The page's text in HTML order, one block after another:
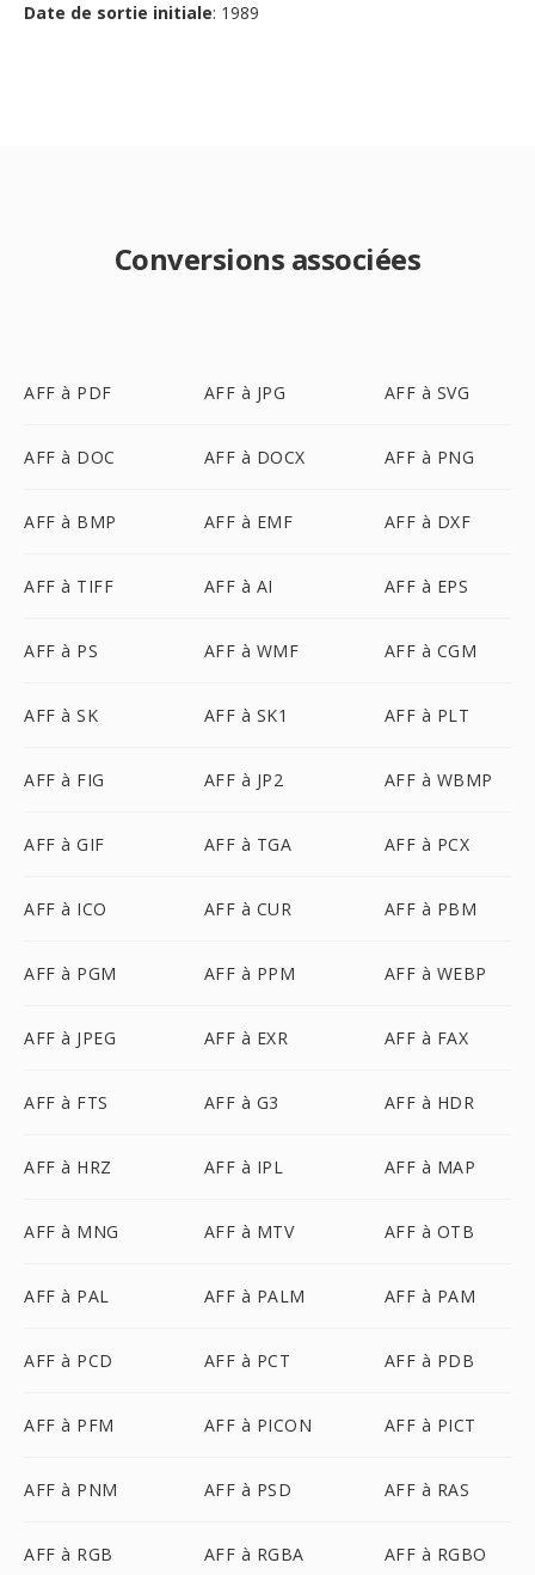
Date de sortie initiale: 1989
Conversions associées
AFF à PDF AFF à JPG AFF à SVG
AFF à DOC AFF à DOCX AFF à PNG
AFF à BMP AFF à EMF AFF à DXF
AFF à TIFF AFF à AI AFF à EPS
AFF à PS AFF à WMF AFF à CGM
AFF à SK AFF à SK1 AFF à PLT
AFF à FIG AFF à JP2 AFF à WBMP
AFF à GIF AFF à TGA AFF à PCX
AFF à ICO AFF à CUR AFF à PBM
AFF à PGM AFF à PPM AFF à WEBP
AFF à JPEG AFF à EXR AFF à FAX
AFF à FTS AFF à G3 AFF à HDR
AFF à HRZ AFF à IPL AFF à MAP
AFF à MNG AFF à MTV AFF à OTB
AFF à PAL AFF à PALM AFF à PAM
AFF à PCD AFF à PCT AFF à PDB
AFF à PFM AFF à PICON AFF à PICT
AFF à PNM AFF à PSD AFF à RAS
AFF à RGB AFF à RGBA AFF à RGBO